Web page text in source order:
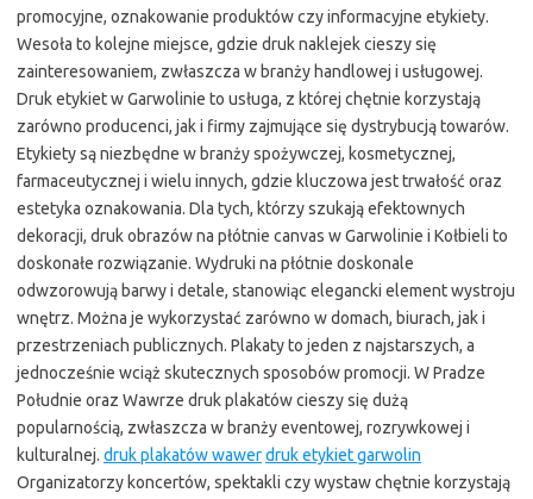
promocyjne, oznakowanie produktów czy informacyjne etykiety.
Wesoła to kolejne miejsce, gdzie druk naklejek cieszy się
zainteresowaniem, zwłaszcza w branży handlowej i usługowej.
Druk etykiet w Garwolinie to usługa, z której chętnie korzystają
zarówno producenci, jak i firmy zajmujące się dystrybucją towarów.
Etykiety są niezbędne w branży spożywczej, kosmetycznej,
farmaceutycznej i wielu innych, gdzie kluczowa jest trwałość oraz
estetyka oznakowania. Dla tych, którzy szukają efektownych
dekoracji, druk obrazów na płótnie canvas w Garwolinie i Kołbieli to
doskonałe rozwiązanie. Wydruki na płótnie doskonale
odwzorowują barwy i detale, stanowiąc elegancki element wystroju
wnętrz. Można je wykorzystać zarówno w domach, biurach, jak i
przestrzeniach publicznych. Plakaty to jeden z najstarszych, a
jednocześnie wciąż skutecznych sposobów promocji. W Pradze
Południe oraz Wawrze druk plakatów cieszy się dużą
popularnością, zwłaszcza w branży eventowej, rozrywkowej i
kulturalnej. druk plakatów wawerdruk etykiet garwolin
Organizatorzy koncertów, spektakli czy wystaw chętnie korzystają